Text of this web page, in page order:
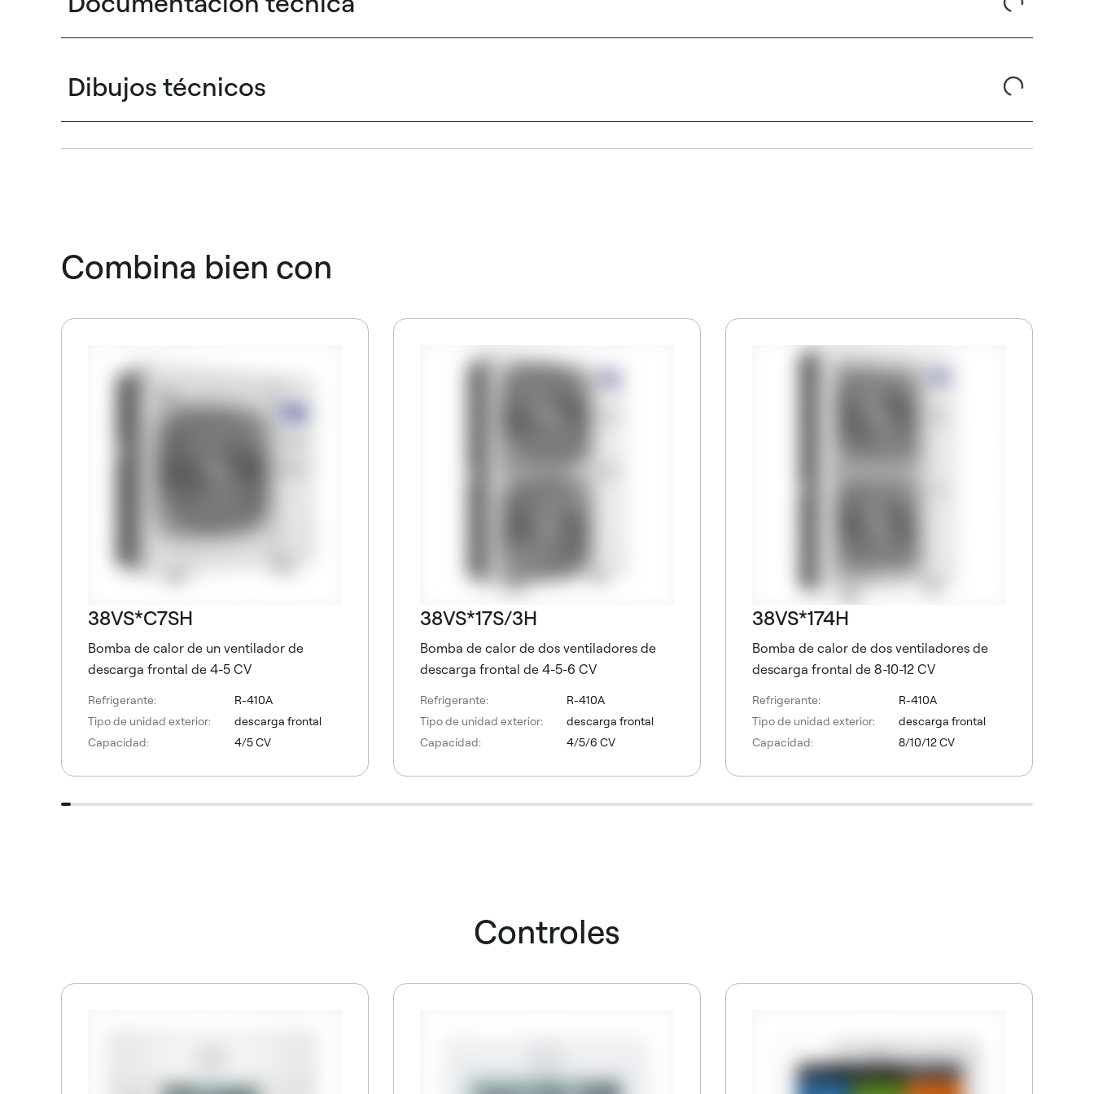
Dibujos técnicos
Combina bien con
38VS*C7SH
Bomba de calor de un ventilador de
descarga frontal de 4-5 CV
Refrigerante:
R-410A
Tipo de unidad exterior:
descarga frontal
Capacidad:
4/5 CV
38VS*17S/3H
Bomba de calor de dos ventiladores de
descarga frontal de 4-5-6 CV
Refrigerante:
R-410A
Tipo de unidad exterior:
descarga frontal
Capacidad:
4/5/6 CV
38VS*174H
Bomba de calor de dos ventiladores de
descarga frontal de 8-10-12 CV
Refrigerante:
R-410A
Tipo de unidad exterior:
descarga frontal
Capacidad:
8/10/12 CV
Controles